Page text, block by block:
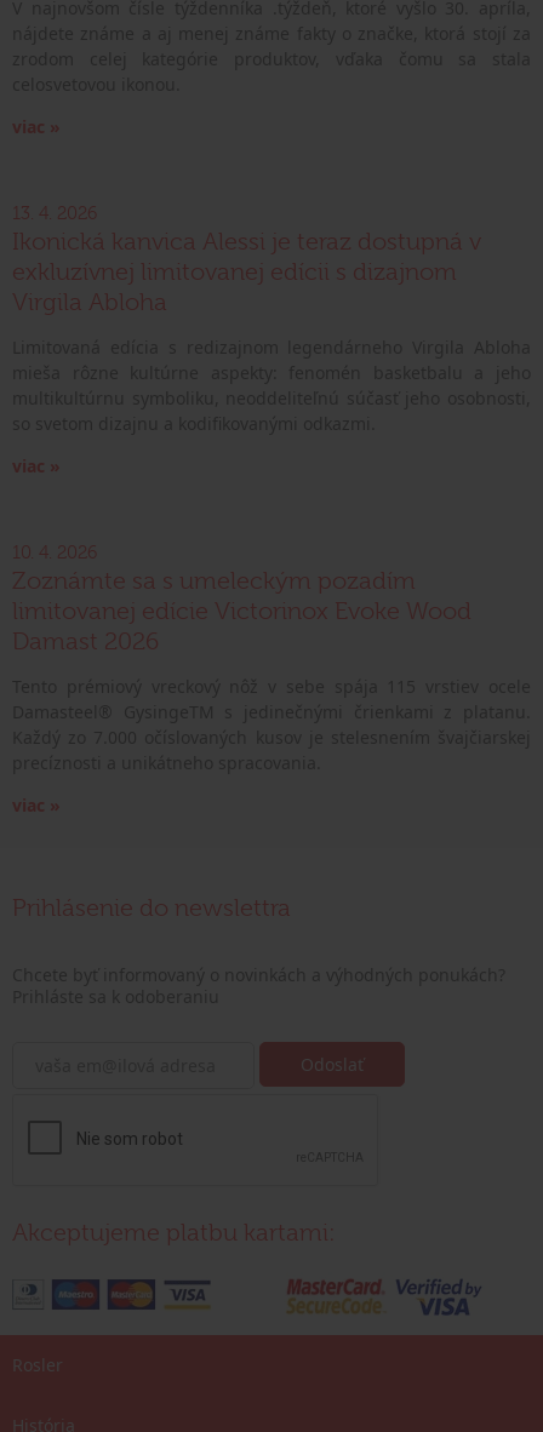
viac »
13. 4. 2026
Ikonická kanvica Alessi je teraz dostupná v
exkluzívnej limitovanej edícii s dizajnom
Virgila Abloha
viac »
10. 4. 2026
Zoznámte sa s umeleckým pozadím
limitovanej edície Victorinox Evoke Wood
Damast 2026
viac »
Prihlásenie do newslettra
Akceptujeme platbu kartami:
Rosler
História